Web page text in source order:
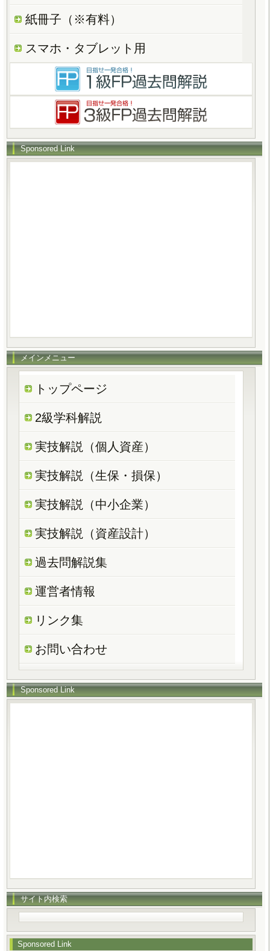
紙冊子（※有料）
スマホ・タブレット用
Sponsored Link
メインメニュー
トップページ
2級学科解説
実技解説（個人資産）
実技解説（生保・損保）
実技解説（中小企業）
実技解説（資産設計）
過去問解説集
運営者情報
リンク集
お問い合わせ
Sponsored Link
サイト内検索
Sponsored Link